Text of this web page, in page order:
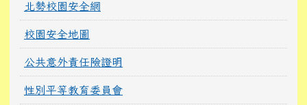
北勢校園安全網
校園安全地圖
公共意外責任險證明
性別平等教育委員會